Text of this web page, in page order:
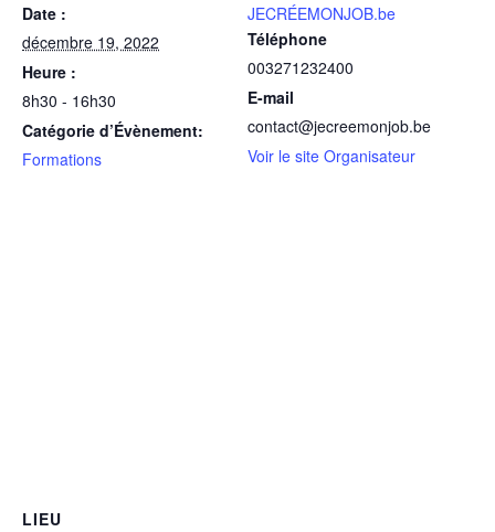
Date :
décembre 19, 2022
Heure :
8h30 - 16h30
Catégorie d’Évènement:
Formations
JECRÉEMONJOB.be
Téléphone
003271232400
E-mail
contact@jecreemonjob.be
Voir le site Organisateur
LIEU